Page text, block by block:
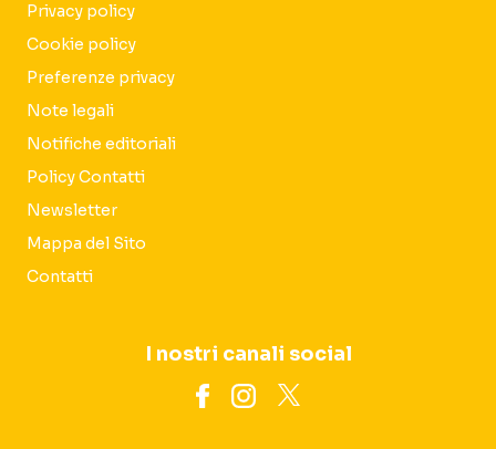
Privacy policy
Cookie policy
Preferenze privacy
Note legali
Notifiche editoriali
Policy Contatti
Newsletter
Mappa del Sito
Contatti
I nostri canali social